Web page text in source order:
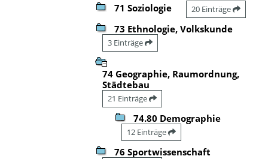
71 Soziologie 20 Einträge
73 Ethnologie, Volkskunde
3 Einträge
74 Geographie, Raumordnung,
Städtebau
21 Einträge
74.80 Demographie
12 Einträge
76 Sportwissenschaft